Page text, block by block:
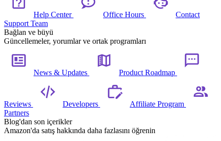
Help Center Office Hours
Contact
Support Team
Bağlan ve büyü
Güncellemeler, yorumlar ve ortak programları
News & Updates Product Roadmap
Reviews Developers
Affiliate Program
Partners
Blog'dan son içerikler
Amazon'da satış hakkında daha fazlasını öğrenin